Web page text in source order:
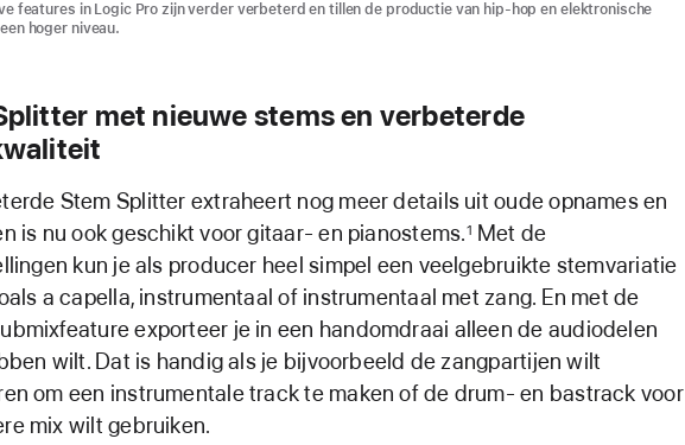
features in Logic Pro zijn verder verbeterd en tillen de productie van hip-hop en elektronische
hoger niveau.
met nieuwe stems en verbeterde
Stem Splitter extraheert nog meer details uit oude opnames en
is nu ook geschikt voor gitaar- en pianostems.1 Met de
kun je als producer heel simpel een veelgebruikte stemvariatie
a capella, instrumentaal of instrumentaal met zang. En met de
exporteer je in een handomdraai alleen de audiodelen
wilt. Dat is handig als je bijvoorbeeld de zangpartijen wilt
om een instrumentale track te maken of de drum- en bastrack voor
mix wilt gebruiken.